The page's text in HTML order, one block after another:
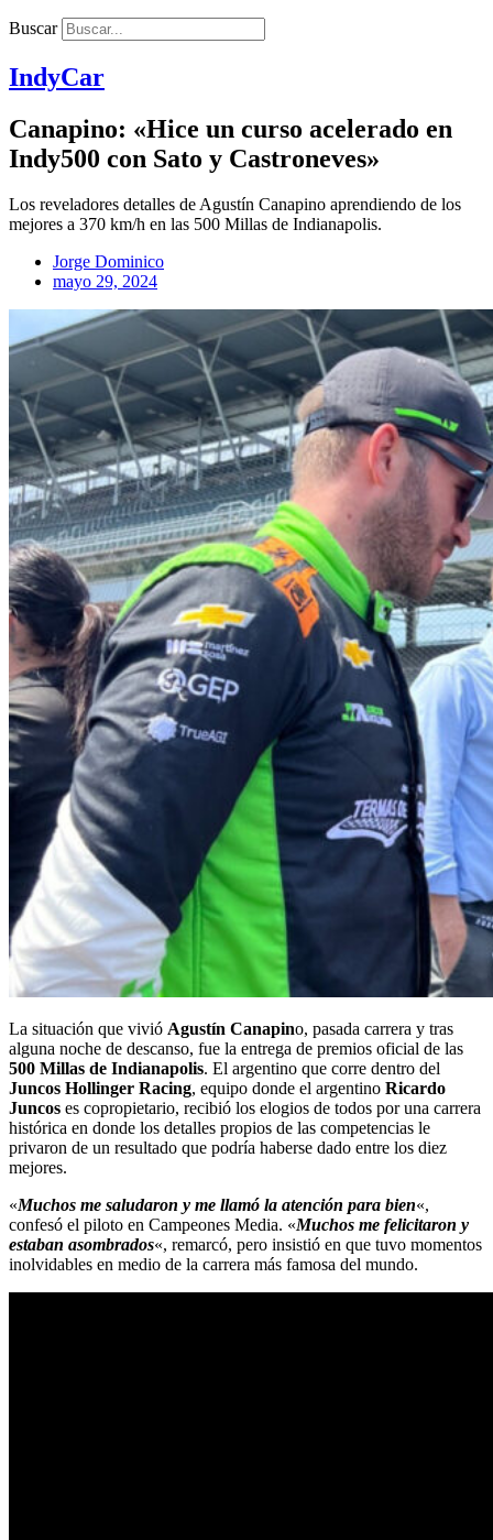
Buscar
IndyCar
Canapino: «Hice un curso acelerado en
Indy500 con Sato y Castroneves»
Los reveladores detalles de Agustín Canapino aprendiendo de los
mejores a 370 km/h en las 500 Millas de Indianapolis.
Jorge Dominico
mayo 29, 2024
La situación que vivió Agustín Canapino, pasada carrera y tras
alguna noche de descanso, fue la entrega de premios oficial de las
500 Millas de Indianapolis. El argentino que corre dentro del
Juncos Hollinger Racing, equipo donde el argentino Ricardo
Juncos es copropietario, recibió los elogios de todos por una carrera
histórica en donde los detalles propios de las competencias le
privaron de un resultado que podría haberse dado entre los diez
mejores.
«Muchos me saludaron y me llamó la atención para bien«,
confesó el piloto en Campeones Media. «Muchos me felicitaron y
estaban asombrados«, remarcó, pero insistió en que tuvo momentos
inolvidables en medio de la carrera más famosa del mundo.